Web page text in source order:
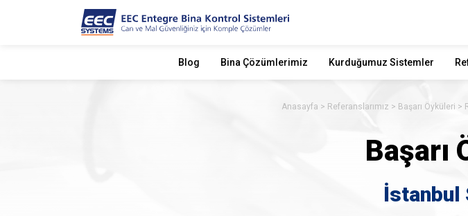
Blog Bina Çözümlerimiz Kurduğumuz Sistemler
Anasayfa Referanslarımız Başarı Öyküleri
Başarı
İstanbul